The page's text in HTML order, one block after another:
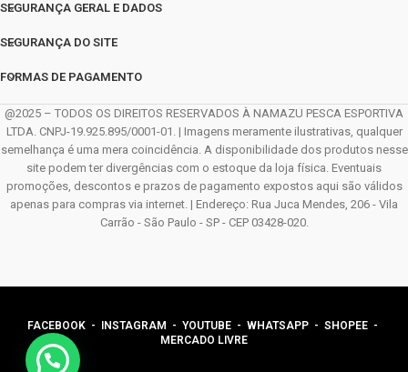
SEGURANÇA GERAL E DADOS
SEGURANÇA DO SITE
FORMAS DE PAGAMENTO
@2025 – TODOS OS DIREITOS RESERVADOS À NAMAZU PESCA ESPORTIVA
LTDA. CNPJ-19.925.895/0001-01. | Imagens meramente ilustrativas, qualquer
semelhança é uma mera coincidência. A disponibilidade dos produtos nesse
site podem ter divergências com o estoque da loja física. Eventuais
promoções, descontos e prazos de pagamento expostos aqui são válidos
apenas para compras via internet. | Endereço: Rua Juca Mendes, 206 - Vila
Carrão - São Paulo - SP - CEP 03428-020.
FACEBOOK - INSTAGRAM - YOUTUBE - WHATSAPP - SHOPEE -
MERCADO LIVRE